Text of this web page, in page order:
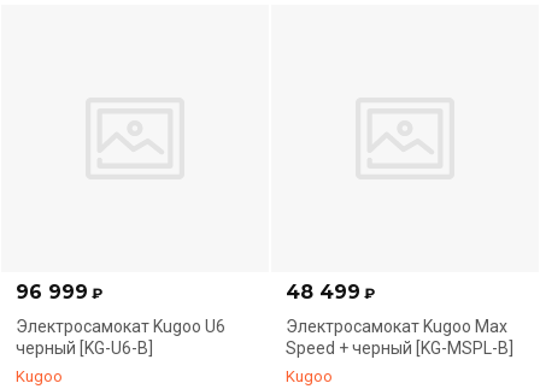
96 999 ₽
Электросамокат Kugoo U6
черный [KG-U6-B]
Kugoo
48 499 ₽
Электросамокат Kugoo Max
Speed + черный [KG-MSPL-B]
Kugoo